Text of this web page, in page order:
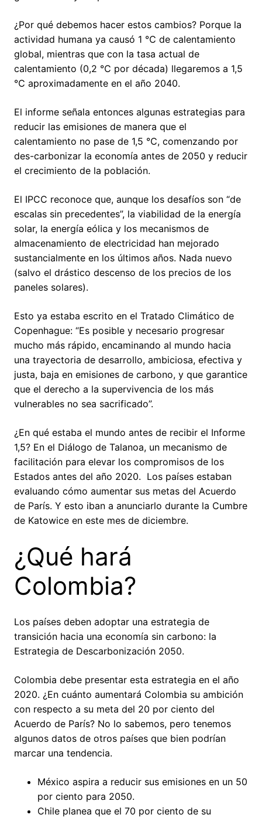
¿Por qué debemos hacer estos cambios? Porque la
actividad humana ya causó 1 ℃ de calentamiento
global, mientras que con la tasa actual de
calentamiento (0,2 ℃ por década) llegaremos a 1,5
℃ aproximadamente en el año 2040.
El informe señala entonces algunas estrategias para
reducir las emisiones de manera que el
calentamiento no pase de 1,5 ℃, comenzando por
des-carbonizar la economía antes de 2050 y reducir
el crecimiento de la población.
El IPCC reconoce que, aunque los desafíos son “de
escalas sin precedentes”, la viabilidad de la energía
solar, la energía eólica y los mecanismos de
almacenamiento de electricidad han mejorado
sustancialmente en los últimos años. Nada nuevo
(salvo el drástico descenso de los precios de los
paneles solares).
Esto ya estaba escrito en el Tratado Climático de
Copenhague: “Es posible y necesario progresar
mucho más rápido, encaminando al mundo hacia
una trayectoria de desarrollo, ambiciosa, efectiva y
justa, baja en emisiones de carbono, y que garantice
que el derecho a la supervivencia de los más
vulnerables no sea sacrificado”.
¿En qué estaba el mundo antes de recibir el Informe
1,5? En el Diálogo de Talanoa, un mecanismo de
facilitación para elevar los compromisos de los
Estados antes del año 2020. Los países estaban
evaluando cómo aumentar sus metas del Acuerdo
de París. Y esto iban a anunciarlo durante la Cumbre
de Katowice en este mes de diciembre.
¿Qué hará
Colombia?
Los países deben adoptar una estrategia de
transición hacia una economía sin carbono: la
Estrategia de Descarbonización 2050.
Colombia debe presentar esta estrategia en el año
2020. ¿En cuánto aumentará Colombia su ambición
con respecto a su meta del 20 por ciento del
Acuerdo de París? No lo sabemos, pero tenemos
algunos datos de otros países que bien podrían
marcar una tendencia.
México aspira a reducir sus emisiones en un 50
por ciento para 2050.
Chile planea que el 70 por ciento de su